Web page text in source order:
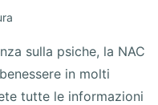
sulla psiche, la NAC
in molti
tutte le informazioni